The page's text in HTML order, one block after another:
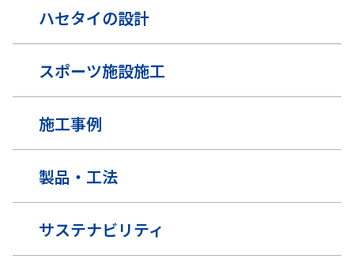
ハセタイの設計
スポーツ施設施工
施工事例
製品・工法
サステナビリティ